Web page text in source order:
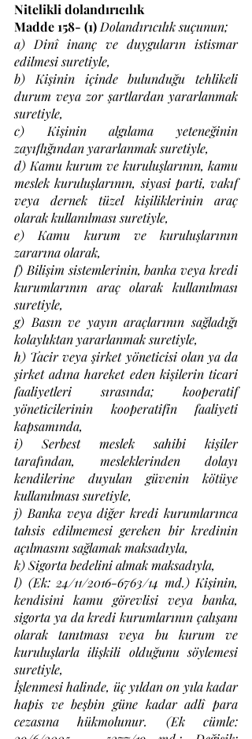
Nitelikli dolandırıcılık
Madde 158- (1) Dolandırıcılık suçunun;
a) Dinî inanç ve duyguların istismar
edilmesi suretiyle,
b) Kişinin içinde bulunduğu tehlikeli
durum veya zor şartlardan yararlanmak
suretiyle,
c) Kişinin algılama yeteneğinin
zayıflığından yararlanmak suretiyle,
d) Kamu kurum ve kuruluşlarının, kamu
meslek kuruluşlarının, siyasi parti, vakıf
veya dernek tüzel kişiliklerinin araç
olarak kullanılması suretiyle,
e) Kamu kurum ve kuruluşlarının
zararına olarak,
f) Bilişim sistemlerinin, banka veya kredi
kurumlarının araç olarak kullanılması
suretiyle,
g) Basın ve yayın araçlarının sağladığı
kolaylıktan yararlanmak suretiyle,
h) Tacir veya şirket yöneticisi olan ya da
şirket adına hareket eden kişilerin ticari
faaliyetleri sırasında; kooperatif
yöneticilerinin kooperatifin faaliyeti
kapsamında,
i) Serbest meslek sahibi kişiler
tarafından, mesleklerinden dolayı
kendilerine duyulan güvenin kötüye
kullanılması suretiyle,
j) Banka veya diğer kredi kurumlarınca
tahsis edilmemesi gereken bir kredinin
açılmasını sağlamak maksadıyla,
k) Sigorta bedelini almak maksadıyla,
l) (Ek: 24/11/2016-6763/14 md.) Kişinin,
kendisini kamu görevlisi veya banka,
sigorta ya da kredi kurumlarının çalışanı
olarak tanıtması veya bu kurum ve
kuruluşlarla ilişkili olduğunu söylemesi
suretiyle,
İşlenmesi halinde, üç yıldan on yıla kadar
hapis ve beşbin güne kadar adlî para
cezasına hükmolunur. (Ek cümle: